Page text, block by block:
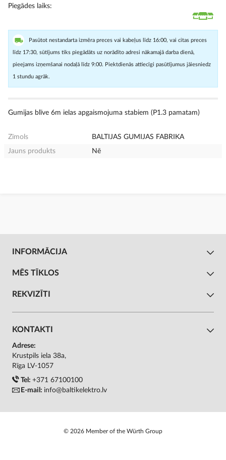
Piegādes laiks
Pasūtot nestandarta izmēra preces vai kabeļus līdz 16:00, vai citas preces
līdz 17:30, sūtījums tiks piegādāts uz norādīto adresi nākamajā darba dienā,
pieejams izņemšanai nodaļā līdz 9:00. Piektdienās attiecīgi pasūtījumus jāiesniedz
1 stundu agrāk.
Gumijas blīve 6m ielas apgaismojuma stabiem (P1.3 pamatam)
Zīmols
BALTIJAS GUMIJAS FABRIKA
Jauns produkts
Nē
INFORMĀCIJA
MĒS TĪKLOS
REKVIZĪTI
KONTAKTI
Adrese:
Krustpils iela 38a,
Rīga LV-1057
Tel: +371 67100100
E-mail: info@baltikelektro.lv
© 2026 Member of the Würth Group